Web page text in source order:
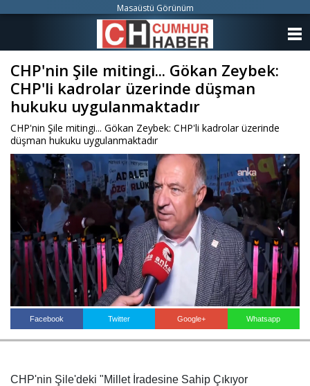
CHP'nin Şile mitingi... Gökan Zeybek:
CHP'li kadrolar üzerinde düşman
hukuku uygulanmaktadır
CHP'nin Şile mitingi... Gökan Zeybek: CHP'li kadrolar üzerinde
düşman hukuku uygulanmaktadır
Facebook Twitter Google+ Whatsapp
CHP'nin Şile'deki "Millet İradesine Sahip Çıkıyor
Masaüstü Görünüm
KATEGORİLER
YAZARLAR
ANKETLER
FOTO GALERİ
VİDEO GALERİ
KÜNYE
İLETİŞİM